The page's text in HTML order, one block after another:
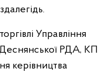
Управління
РДА, КП
керівництва